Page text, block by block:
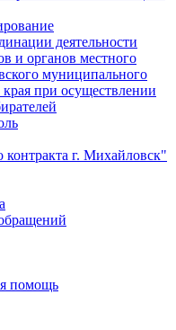
деятельности
и органов местного
муниципального
края при осуществлении
контракта г. Михайловск"
помощь